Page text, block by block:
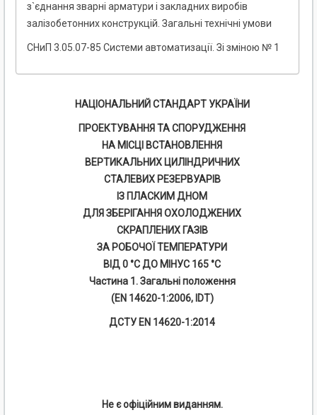
з`єднання зварні арматури і закладних виробів
залізобетонних конструкцій. Загальні технічні умови
СНиП 3.05.07-85 Системи автоматизації. Зі зміною № 1
НАЦІОНАЛЬНИЙ СТАНДАРТ УКРАЇНИ
ПРОЕКТУВАННЯ ТА СПОРУДЖЕННЯ
НА МІСЦІ ВСТАНОВЛЕННЯ
ВЕРТИКАЛЬНИХ ЦИЛІНДРИЧНИХ
СТАЛЕВИХ РЕЗЕРВУАРІВ
ІЗ ПЛАСКИМ ДНОМ
ДЛЯ ЗБЕРІГАННЯ ОХОЛОДЖЕНИХ
СКРАПЛЕНИХ ГАЗІВ
ЗА РОБОЧОЇ ТЕМПЕРАТУРИ
ВІД 0 °С ДО МІНУС 165 °С
Частина 1. Загальні положення
(EN 14620-1:2006, IDT)
ДСТУ EN 14620-1:2014
Не є офіційним виданням.